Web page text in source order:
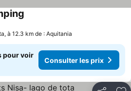
à 12.3 km de : Aquitania
pour voir
Consulter les prix